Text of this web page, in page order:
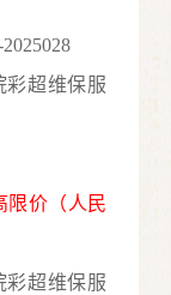
彩超维保服
限价（人民
彩超维保服